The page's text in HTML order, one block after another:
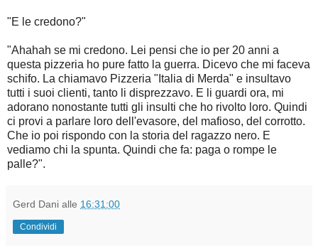
"E le credono?"
"Ahahah se mi credono. Lei pensi che io per 20 anni a
questa pizzeria ho pure fatto la guerra. Dicevo che mi faceva
schifo. La chiamavo Pizzeria "Italia di Merda" e insultavo
tutti i suoi clienti, tanto li disprezzavo. E li guardi ora, mi
adorano nonostante tutti gli insulti che ho rivolto loro. Quindi
ci provi a parlare loro dell'evasore, del mafioso, del corrotto.
Che io poi rispondo con la storia del ragazzo nero. E
vediamo chi la spunta. Quindi che fa: paga o rompe le
palle?".
Gerd Dani alle 16:31:00
Condividi